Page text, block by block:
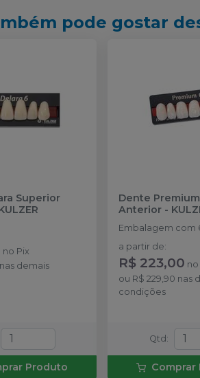
pode gostar
Superior
no Pix
nas demais
Produto
Dente
Anterior -
Embalagem com
a partir de:
R$ 223,00 no
ou R$ 229,90 nas
condições
Qtd :
Comprar